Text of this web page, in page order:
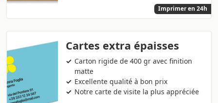
Imprimer en 24h
Cartes extra épaisses
Carton rigide de 400 gr avec finition
matte
Excellente qualité à bon prix
Notre carte de visite la plus appréciée